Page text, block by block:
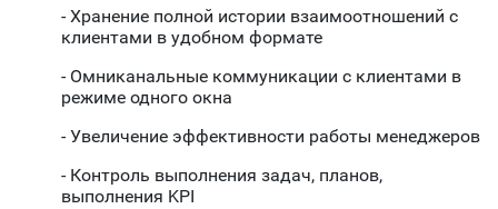
- Хранение полной истории взаимоотношений с
клиентами в удобном формате
- Омниканальные коммуникации с клиентами в
режиме одного окна
- Увеличение эффективности работы менеджеров
- Контроль выполнения задач, планов,
выполнения KPI